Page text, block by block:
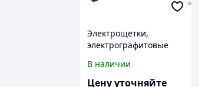
Электрощетки,
электрографитовые
меднографитовые
В наличии
Цену уточняйте